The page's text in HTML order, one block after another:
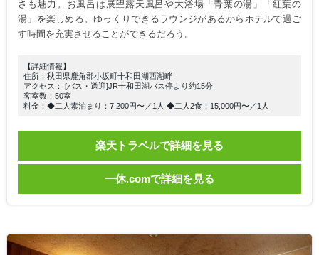
さも魅力。お風呂は展望露天風呂や大浴場「青葉の湯」「紅葉の
湯」を楽しめる。ゆっくりできるラウンジがあるからホテルで過ご
す時間を充実させることができるだろう。
【詳細情報】
住所：秋田県鹿角郡小坂町十和田湖西湖畔
アクセス： [バス・送迎]JR十和田湖バス停より約15分
客室数：50室
料金：◆二人素泊まり：7,200円〜／1人 ◆二人2食：15,000円〜／1人
楽天トラベルで詳細を見る
一休.comで詳細を見る